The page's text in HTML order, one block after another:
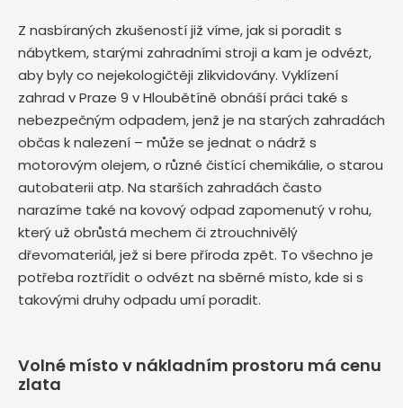
Z nasbíraných zkušeností již víme, jak si poradit s
nábytkem, starými zahradními stroji a kam je odvézt,
aby byly co nejekologičtěji zlikvidovány. Vyklízení
zahrad v Praze 9 v Hloubětíně obnáší práci také s
nebezpečným odpadem, jenž je na starých zahradách
občas k nalezení – může se jednat o nádrž s
motorovým olejem, o různé čistící chemikálie, o starou
autobaterii atp. Na starších zahradách často
narazíme také na kovový odpad zapomenutý v rohu,
který už obrůstá mechem či ztrouchnivělý
dřevomateriál, jež si bere příroda zpět. To všechno je
potřeba roztřídit o odvézt na sběrné místo, kde si s
takovými druhy odpadu umí poradit.
Volné místo v nákladním prostoru má cenu
zlata